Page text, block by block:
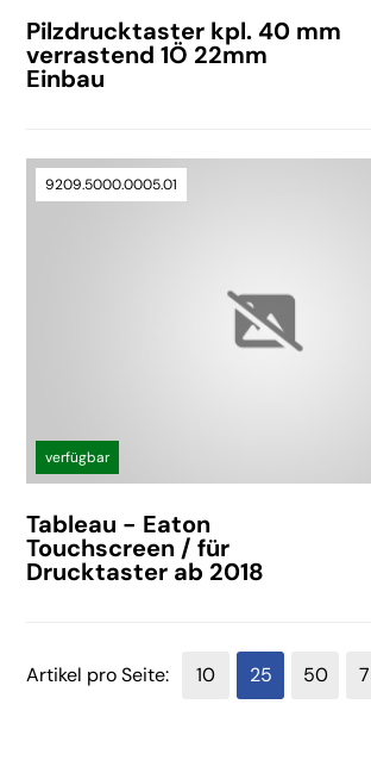
Pilzdrucktaster kpl. 40 mm
verrastend 1Ö 22mm
Einbau
9209.5000.0005.01
verfügbar
Tableau - Eaton
Touchscreen / für
Drucktaster ab 2018
Artikel pro Seite: 10 25 50